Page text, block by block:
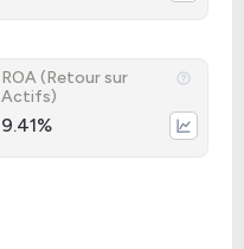
ROA (Retour sur
Actifs)
9.41%